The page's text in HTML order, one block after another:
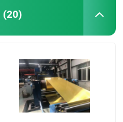
(20)